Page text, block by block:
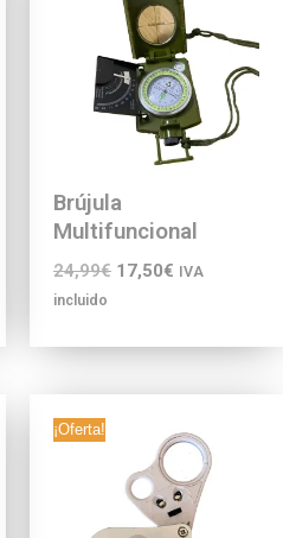
Brújula
Multifuncional
24,99€ 17,50€ IVA
incluido
¡Oferta!